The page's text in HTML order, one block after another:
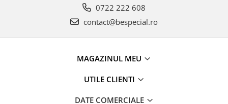
0722 222 608
contact@bespecial.ro
MAGAZINUL MEU
UTILE CLIENTI
DATE COMERCIALE